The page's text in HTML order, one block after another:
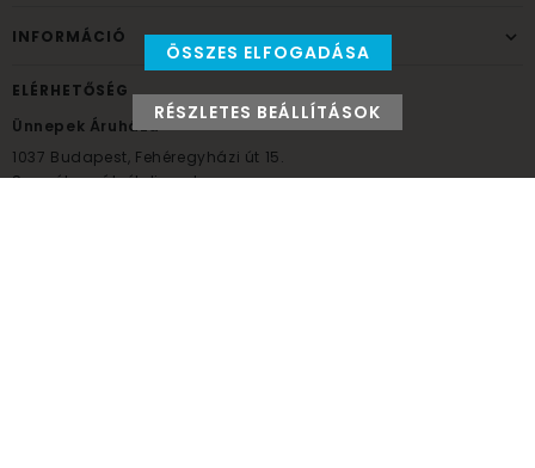
INFORMÁCIÓ
ELÉRHETŐSÉG
Ünnepek Áruháza
1037 Budapest, Fehéregyházi út 15.
Személyes átvételi pont
ÖSSZES ELFOGADÁSA
RÉSZLETES BEÁLLÍTÁSOK